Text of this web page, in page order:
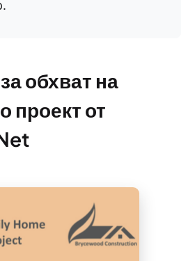
обхват на
проект от